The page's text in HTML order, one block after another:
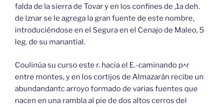
falda de la sierra de Tovar y en los confines de ,1a deh.
de lznar se le agrega la gran fuente de este nombre,
introduciéndose en el Segura en el Cenajo de Maleo, 5
leg. de su manantial.
Coulinúa su curso este r. hacia el E.-caminando p^r
entre montes, y en los cortijos de Almazarán recibe un
abundandantc arroyo formado de varias fuentes que
nacen en una rambla al pie de dos altos cerros del